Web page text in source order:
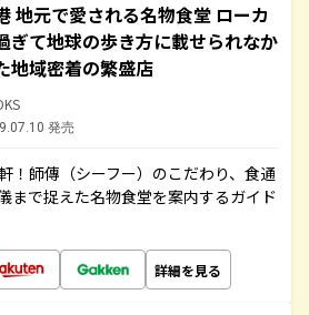
地元で愛される名物食堂 ローカ
ぎて地球の歩き方に載せられなか
地域密着の繁盛店
発売
！師傳（シーフー）のこだわり、食通
まで捉えた名物食堂を案内するガイド
詳細を見る